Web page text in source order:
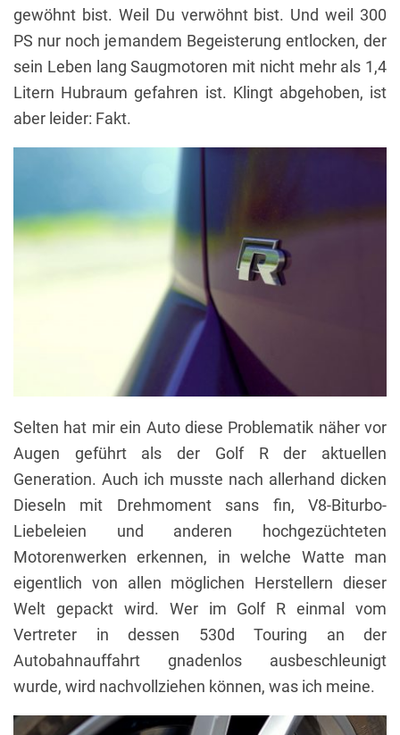
gewöhnt bist. Weil Du verwöhnt bist. Und weil 300
PS nur noch jemandem Begeisterung entlocken, der
sein Leben lang Saugmotoren mit nicht mehr als 1,4
Litern Hubraum gefahren ist. Klingt abgehoben, ist
aber leider: Fakt.
Selten hat mir ein Auto diese Problematik näher vor
Augen geführt als der Golf R der aktuellen
Generation. Auch ich musste nach allerhand dicken
Dieseln mit Drehmoment sans fin, V8-Biturbo-
Liebeleien und anderen hochgezüchteten
Motorenwerken erkennen, in welche Watte man
eigentlich von allen möglichen Herstellern dieser
Welt gepackt wird. Wer im Golf R einmal vom
Vertreter in dessen 530d Touring an der
Autobahnauffahrt gnadenlos ausbeschleunigt
wurde, wird nachvollziehen können, was ich meine.